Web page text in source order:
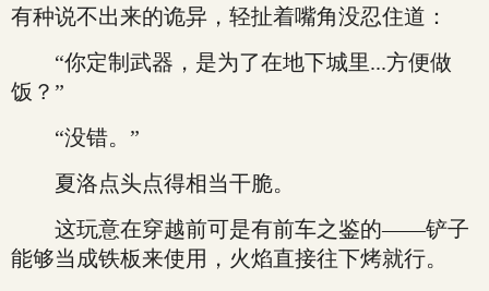
有种说不出来的诡异，轻扯着嘴角没忍住道：
“你定制武器，是为了在地下城里...方便做
饭？”
“没错。”
夏洛点头点得相当干脆。
这玩意在穿越前可是有前车之鉴的——铲子
能够当成铁板来使用，火焰直接往下烤就行。